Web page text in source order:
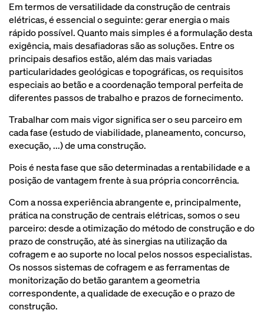
Em termos de versatilidade da construção de centrais
elétricas, é essencial o seguinte: gerar energia o mais
rápido possível. Quanto mais simples é a formulação desta
exigência, mais desafiadoras são as soluções. Entre os
principais desafios estão, além das mais variadas
particularidades geológicas e topográficas, os requisitos
especiais ao betão e a coordenação temporal perfeita de
diferentes passos de trabalho e prazos de fornecimento.
Trabalhar com mais vigor significa ser o seu parceiro em
cada fase (estudo de viabilidade, planeamento, concurso,
execução, ...) de uma construção.
Pois é nesta fase que são determinadas a rentabilidade e a
posição de vantagem frente à sua própria concorrência.
Com a nossa experiência abrangente e, principalmente,
prática na construção de centrais elétricas, somos o seu
parceiro: desde a otimização do método de construção e do
prazo de construção, até às sinergias na utilização da
cofragem e ao suporte no local pelos nossos especialistas.
Os nossos sistemas de cofragem e as ferramentas de
monitorização do betão garantem a geometria
correspondente, a qualidade de execução e o prazo de
construção.